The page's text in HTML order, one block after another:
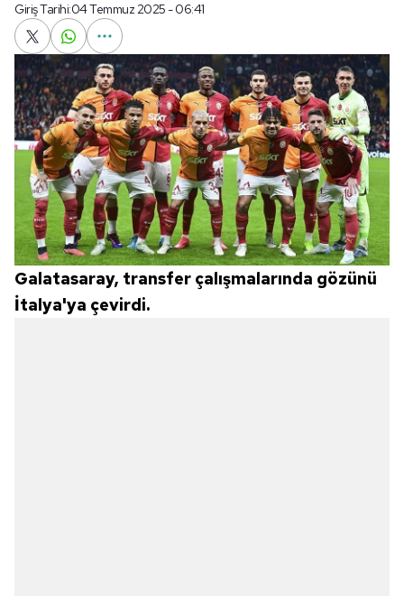
Giriş Tarihi:04 Temmuz 2025 - 06:41
Galatasaray, transfer çalışmalarında gözünü
İtalya'ya çevirdi.